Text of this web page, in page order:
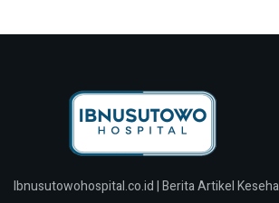
Ibnusutowohospital.co.id | Berita Artikel